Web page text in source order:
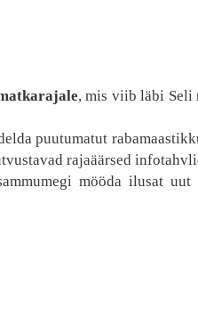
, mis viib läbi Seli
puutumatut
rajaäärsed
mööda ilusat uut